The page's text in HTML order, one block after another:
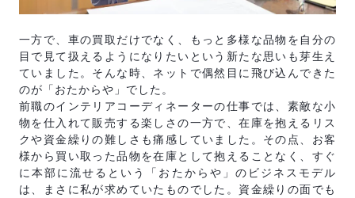
一方で、車の買取だけでなく、もっと多様な品物を自分の
目で見て扱えるようになりたいという新たな思いも芽生え
ていました。そんな時、ネットで偶然目に飛び込んできた
のが「おたからや」でした。
前職のインテリアコーディネーターの仕事では、素敵な小
物を仕入れて販売する楽しさの一方で、在庫を抱えるリス
クや資金繰りの難しさも痛感していました。その点、お客
様から買い取った品物を在庫として抱えることなく、すぐ
に本部に流せるという「おたからや」のビジネスモデル
は、まさに私が求めていたものでした。資金繰りの面でも